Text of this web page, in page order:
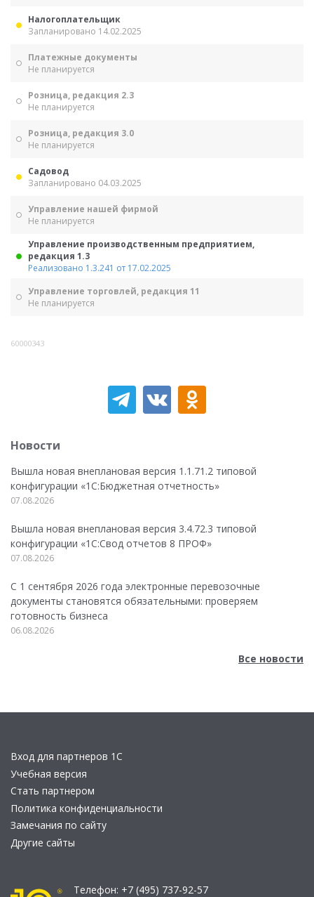
Налогоплательщик
Запланировано 14.02.2025
Платежные документы
Не планируется
Розница, редакция 2.3
Не планируется
Розница, редакция 3.0
Не планируется
Садовод
Запланировано 04.03.2025
Управление нашей фирмой
Не планируется
Управление производственным предприятием,
редакция 1.3
Реализовано 1.3.241 от 17.02.2025
Управление торговлей, редакция 11
Не планируется
60000343
Новости
Вышла новая внеплановая версия 1.1.71.2 типовой
конфигурации «1C:Бюджетная отчетность»
07.08.2026
Вышла новая внеплановая версия 3.4.72.3 типовой
конфигурации «1C:Свод отчетов 8 ПРОФ»
07.08.2026
С 1 сентября 2026 года электронные перевозочные
документы становятся обязательными: проверяем
готовность бизнеса
06.08.2026
Все новости
Вход для партнеров 1С
Учебная версия
Стать партнером
Политика конфиденциальности
Замечания по сайту
Другие сайты
Телефон: +7 (495) 737-92-57